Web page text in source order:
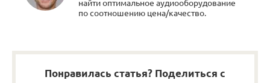
найти оптимальное аудиооборудование
по соотношению цена/качество.
Понравилась статья? Поделиться с